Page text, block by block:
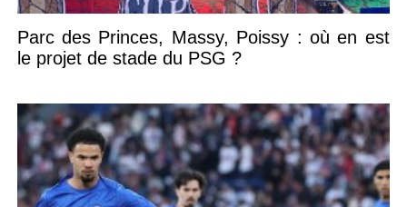
Parc des Princes, Massy, Poissy : où en est
le projet de stade du PSG ?